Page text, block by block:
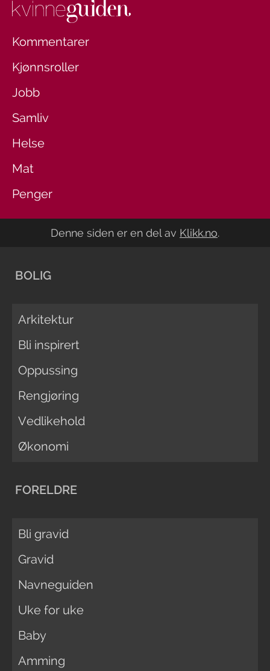
Kommentarer
Kjønnsroller
Jobb
Samliv
Helse
Mat
Penger
Denne siden er en del av Klikk.no.
BOLIG
Arkitektur
Bli inspirert
Oppussing
Rengjøring
Vedlikehold
Økonomi
FORELDRE
Bli gravid
Gravid
Navneguiden
Uke for uke
Baby
Amming